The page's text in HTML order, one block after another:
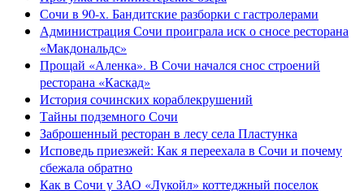
Сочи в 90-х. Бандитские разборки с гастролерами
Администрация Сочи проиграла иск о сносе ресторана
«Макдональдс»
Прощай «Аленка». В Сочи начался снос строений
ресторана «Каскад»
История сочинских кораблекрушений
Тайны подземного Сочи
Заброшенный ресторан в лесу села Пластунка
Исповедь приезжей: Как я переехала в Сочи и почему
сбежала обратно
Как в Сочи у ЗАО «Лукойл» коттеджный поселок